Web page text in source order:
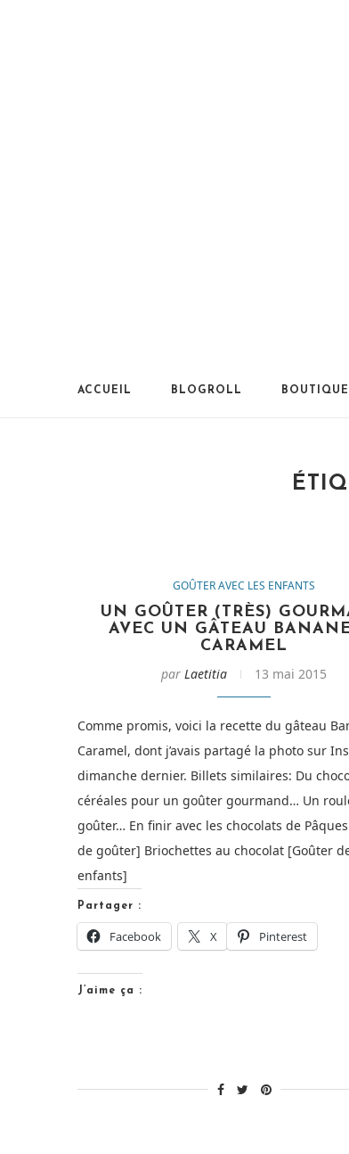
ACCUEIL BLOGROLL BOUTIQUE
GOÛTER AVEC LES ENFANTS
UN GOÛTER (TRÈS)
AVEC UN GÂTEAU
CARAMEL
parLaetitia 13 mai 2015
Comme promis, voici la recette du gâteau
Caramel, dont j’avais partagé la photo sur
dimanche dernier. Billets similaires: Du
céréales pour un goûter gourmand… Un
goûter… En finir avec les chocolats de
de goûter] Briochettes au chocolat [Goûter
enfants]
Partager :
Facebook X Pinterest
J’aime ça :